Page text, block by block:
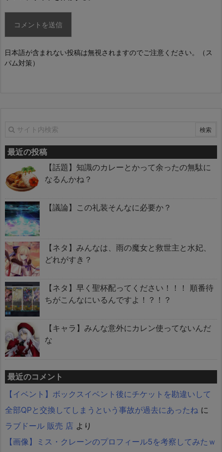
日本語が含まれない投稿は無視されますのでご注意ください。（ス
パム対策）
最近の投稿
【話題】知識のカレーとかって余ったの無駄に
なるんかね？
【議論】この礼装そんなに必要か？
【ネタ】みんなは、雨の魔女と救世主と水妃、
どれがすき？
【ネタ】早く聖杯配ってください！！！ 順番待
ちがこんなにいるんですよ！？！？
【キャラ】みんな意外にカレン使ってないんだ
な
最近のコメント
【イベント】ボックスイベント後にチケットを勘違いして
全部QPと交換してしまうという事故が過去にあったね に
ラブドール 販売 店 より
【画像】ミス・クレーンのプロフィール5を考察してみたｗ